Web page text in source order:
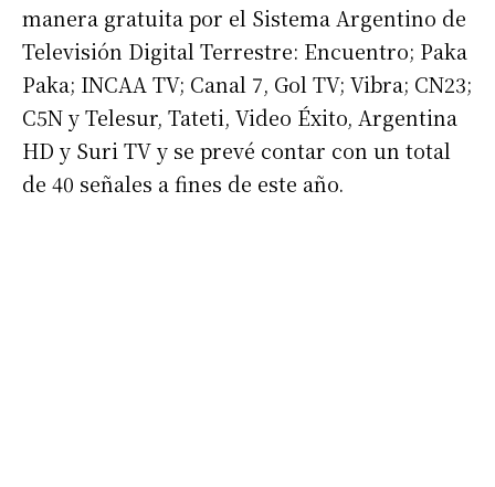
manera gratuita por el Sistema Argentino de
Televisión Digital Terrestre: Encuentro; Paka
Paka; INCAA TV; Canal 7, Gol TV; Vibra; CN23;
C5N y Telesur, Tateti, Video Éxito, Argentina
HD y Suri TV y se prevé contar con un total
de 40 señales a fines de este año.